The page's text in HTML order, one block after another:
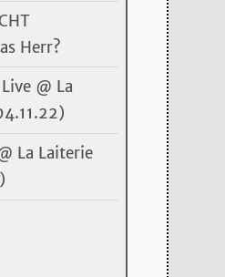
Herr?
@ La
La Laiterie